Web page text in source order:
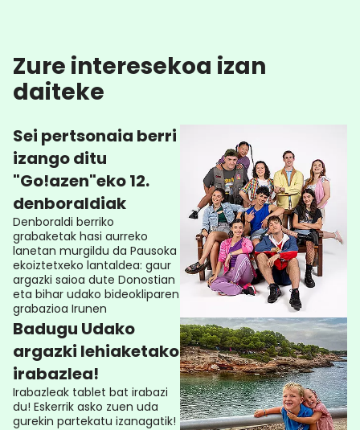
Zure interesekoa izan
daiteke
Sei pertsonaia berri
izango ditu
"Go!azen"eko 12.
denboraldiak
Denboraldi berriko
grabaketak hasi aurreko
lanetan murgildu da Pausoka
ekoiztetxeko lantaldea: gaur
argazki saioa dute Donostian
eta bihar udako bideokliparen
grabazioa Irunen
Badugu Udako
argazki lehiaketako
irabazlea!
Irabazleak tablet bat irabazi
du! Eskerrik asko zuen uda
gurekin partekatu izanagatik!